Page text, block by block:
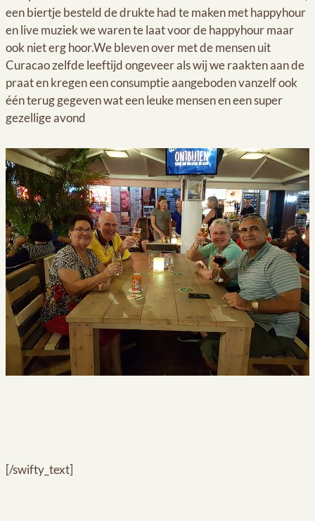
een biertje besteld de drukte had te maken met happyhour
en live muziek we waren te laat voor de happyhour maar
ook niet erg hoor.We bleven over met de mensen uit
Curacao zelfde leeftijd ongeveer als wij we raakten aan de
praat en kregen een consumptie aangeboden vanzelf ook
één terug gegeven wat een leuke mensen en een super
gezellige avond
[/swifty_text]